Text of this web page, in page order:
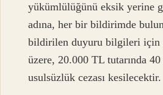
yükümlülüğünü eksik yerine
adına, her bir bildirimde
bildirilen duyuru bilgileri için
üzere, 20.000 TL tutarında
usulsüzlük cezası kesilecektir.